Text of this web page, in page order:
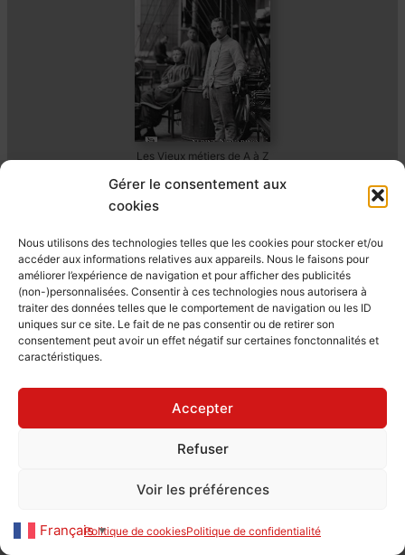
Gérer le consentement aux
cookies
Nous utilisons des technologies telles que les cookies pour stocker et/ou
accéder aux informations relatives aux appareils. Nous le faisons pour
améliorer l’expérience de navigation et pour afficher des publicités
(non-)personnalisées. Consentir à ces technologies nous autorisera à
traiter des données telles que le comportement de navigation ou les ID
uniques sur ce site. Le fait de ne pas consentir ou de retirer son
consentement peut avoir un effet négatif sur certaines fonctonnalités et
caractéristiques.
Accepter
Refuser
Voir les préférences
Politique de cookiesPolitique de confidentialité
Les Vieux métiers de A à Z
Le parler des métiers –
Français ▼